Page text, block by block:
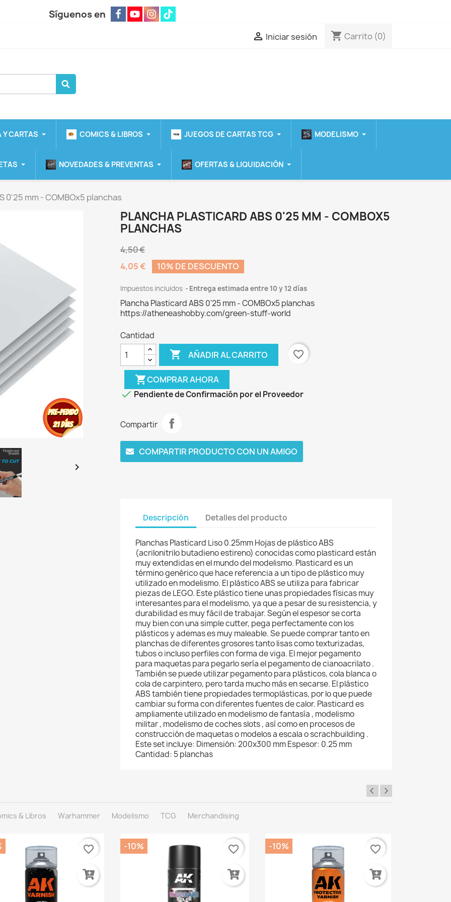
Síguenos en
 Iniciar sesión shopping_cart Carrito (0)
Y CARTAS COMICS & LIBROS JUEGOS DE CARTAS TCG MODELISMO
NOVEDADES & PREVENTAS OFERTAS & LIQUIDACIÓN
0'25 mm - COMBOx5 planchas

PLANCHA PLASTICARD ABS 0'25 MM - COMBOX5
PLANCHAS
4,50 €
4,05 €
10% DE DESCUENTO
Impuestos incluidos Entrega estimada entre 10 y 12 días
Plancha Plasticard ABS 0'25 mm - COMBOx5 planchas
https://atheneashobby.com/green-stuff-world
Cantidad
 AÑADIR AL CARRITO favorite_border
shopping_cartCOMPRAR AHORA
 Pendiente de Confirmación por el Proveedor
Compartir
COMPARTIR PRODUCTO CON UN AMIGO
Descripción Detalles del producto
Planchas Plasticard Liso 0.25mm Hojas de plástico ABS
(acrilonitrilo butadieno estireno) conocidas como plasticard están
muy extendidas en el mundo del modelismo. Plasticard es un
término genérico que hace referencia a un tipo de plástico muy
utilizado en modelismo. El plástico ABS se utiliza para fabricar
piezas de LEGO. Este plástico tiene unas propiedades físicas muy
interesantes para el modelismo, ya que a pesar de su resistencia, y
durabilidad es muy fácil de trabajar. Según el espesor se corta
muy bien con una simple cutter, pega perfectamente con los
plásticos y ademas es muy maleable. Se puede comprar tanto en
planchas de diferentes grosores tanto lisas como texturizadas,
tubos o incluso perfiles con forma de viga. El mejor pegamento
para maquetas para pegarlo sería el pegamento de cianoacrilato .
También se puede utilizar pegamento para plásticos, cola blanca o
cola de carpintero, pero tarda mucho más en secarse. El plástico
ABS también tiene propiedades termoplásticas, por lo que puede
cambiar su forma con diferentes fuentes de calor. Plasticard es
ampliamente utilizado en modelismo de fantasía , modelismo
militar , modelismo de coches slots , así como en procesos de
construcción de maquetas o modelos a escala o scrachbuilding .
Este set incluye: Dimensión: 200x300 mm Espesor: 0.25 mm
Cantidad: 5 planchas
& Libros Warhammer Modelismo TCG Merchandising
favorite_border -10% favorite_border -10% favorite_border